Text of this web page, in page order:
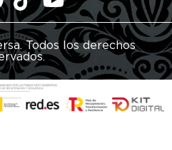
Todos los derechos